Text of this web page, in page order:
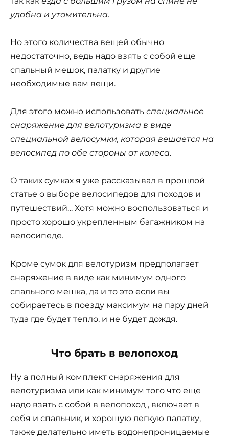
удобна и утомительна.
Но этого количества вещей обычно
недостаточно, ведь надо взять с собой еще
спальный мешок, палатку и другие
необходимые вам вещи.
Для этого можно использовать специальное
снаряжение для велотуризма в виде
специальной велосумки, которая вешается на
велосипед по обе стороны от колеса.
О таких сумках я уже рассказывал в прошлой
статье о выборе велосипедов для походов и
путешествий… Хотя можно воспользоваться и
просто хорошо укрепленным багажником на
велосипеде.
Кроме сумок для велотуризм предполагает
снаряжение в виде как минимум одного
спального мешка, да и то это если вы
собираетесь в поезду максимум на пару дней
туда где будет тепло, и не будет дождя.
Что брать в велопоход
Ну а полный комплект снаряжения для
велотуризма или как минимум того что еще
надо взять с собой в велопоход , включает в
себя и спальник, и хорошую легкую палатку,
также делательно иметь водонепроницаемые